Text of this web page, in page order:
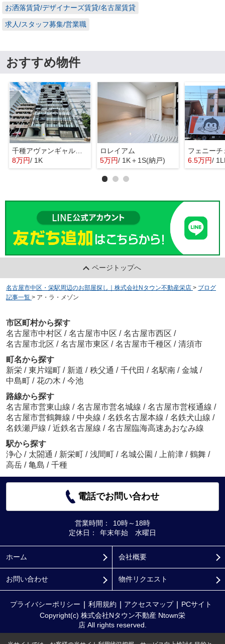
お洒落賃貸/デザイナーズ賃貸/名古屋賃貸
求人/スタッフ募集/営業職
おすすめ物件
千種アヴァンギャルドプレイス
8万円/ 1K
ロレイアム
5万円/ 1K＋1S(納戸)
フェニーチ
6.5万円/
ページトップへ
名古屋市中区・栄駅周辺のお部屋探し｜株式会社Nタウン不動産栄店 > ブログ
記事一覧 > ア・ラ・メゾン
市区町村から探す
名古屋市中村区 / 名古屋市中区 / 名古屋市西区 /
名古屋市北区 / 名古屋市東区 / 名古屋市千種区 / 清須市
町名から探す
新栄 / 東片端町 / 新道 / 秩父通 / 千代田 / 名駅南 / 金城 /
中島町 / 花の木 / 今池
路線から探す
名古屋市営東山線 / 名古屋市営名城線 / 名古屋市営桜通線 /
名古屋市営鶴舞線 / 中央線 / 名鉄名古屋本線 / 名鉄犬山線 /
名鉄瀬戸線 / 近鉄名古屋線 / 名古屋臨海高速あおなみ線
駅から探す
浄心 / 太閤通 / 新栄町 / 浅間町 / 名城公園 / 上前津 / 鶴舞 /
高岳 / 亀島 / 千種
電話でお問い合わせ
営業時間：
10時～18時
定休日：
年末年始 水曜日
ホーム 会社概要
お問い合わせ 物件リクエスト
プライバシーポリシー 利用規約 アクセスマップ
PCサイト
Copyright(c) 株式会社Nタウン不動産 Ntown栄
店 All rights reserved.